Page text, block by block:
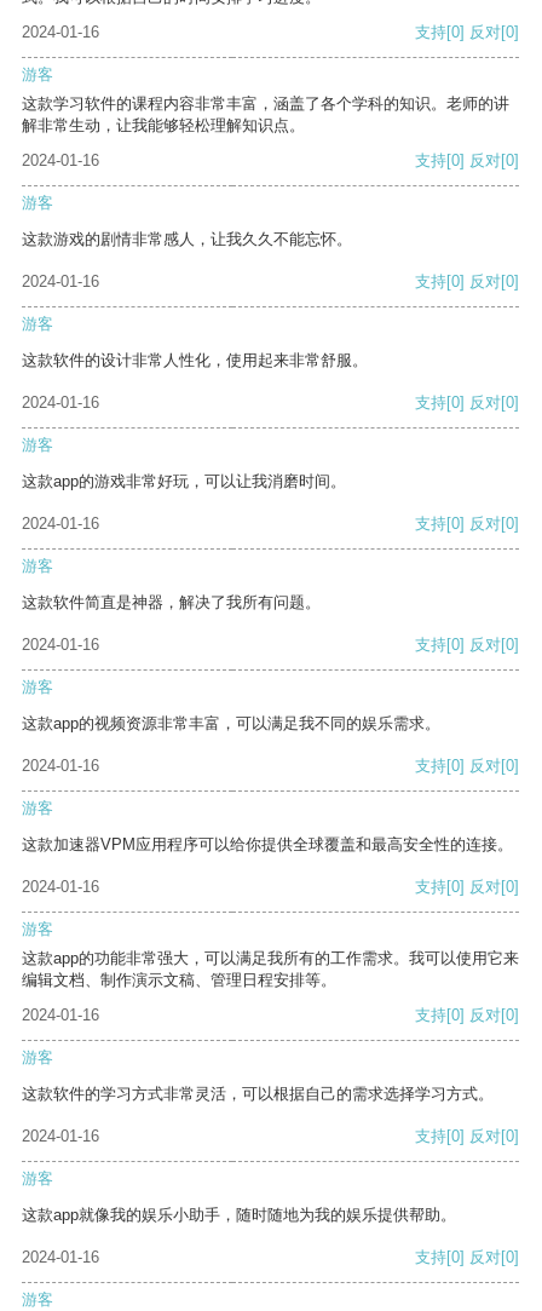
2024-01-16
支持[0] 反对[0]
游客
这款学习软件的课程内容非常丰富，涵盖了各个学科的知识。老师的讲
解非常生动，让我能够轻松理解知识点。
2024-01-16
支持[0] 反对[0]
游客
这款游戏的剧情非常感人，让我久久不能忘怀。
2024-01-16 支持[0] 反对[0]
游客
这款软件的设计非常人性化，使用起来非常舒服。
2024-01-16 支持[0] 反对[0]
游客
这款app的游戏非常好玩，可以让我消磨时间。
2024-01-16 支持[0] 反对[0]
游客
这款软件简直是神器，解决了我所有问题。
2024-01-16 支持[0] 反对[0]
游客
这款app的视频资源非常丰富，可以满足我不同的娱乐需求。
2024-01-16 支持[0] 反对[0]
游客
这款加速器VPM应用程序可以给你提供全球覆盖和最高安全性的连接。
2024-01-16 支持[0] 反对[0]
游客
这款app的功能非常强大，可以满足我所有的工作需求。我可以使用它来
编辑文档、制作演示文稿、管理日程安排等。
2024-01-16
支持[0] 反对[0]
游客
这款软件的学习方式非常灵活，可以根据自己的需求选择学习方式。
2024-01-16 支持[0] 反对[0]
游客
这款app就像我的娱乐小助手，随时随地为我的娱乐提供帮助。
2024-01-16 支持[0] 反对[0]
游客